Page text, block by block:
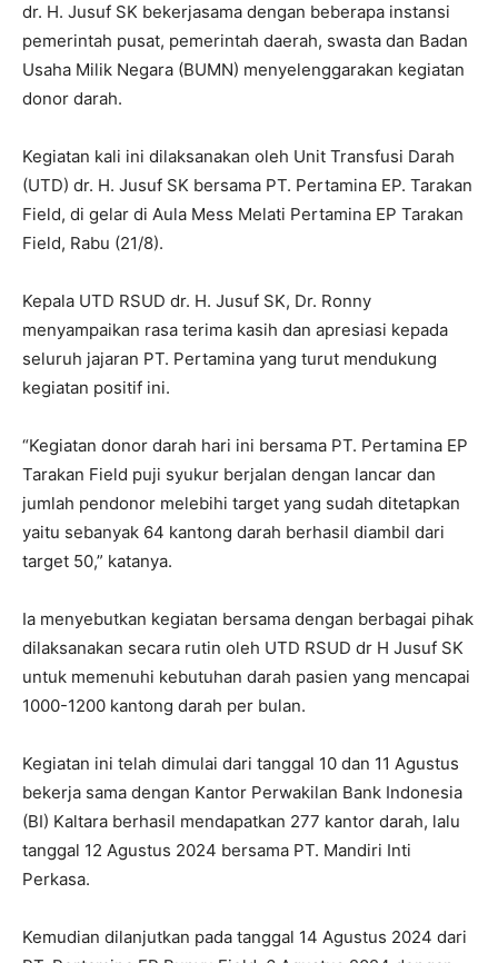
dr. H. Jusuf SK bekerjasama dengan beberapa instansi
pemerintah pusat, pemerintah daerah, swasta dan Badan
Usaha Milik Negara (BUMN) menyelenggarakan kegiatan
donor darah.
Kegiatan kali ini dilaksanakan oleh Unit Transfusi Darah
(UTD) dr. H. Jusuf SK bersama PT. Pertamina EP. Tarakan
Field, di gelar di Aula Mess Melati Pertamina EP Tarakan
Field, Rabu (21/8).
Kepala UTD RSUD dr. H. Jusuf SK, Dr. Ronny
menyampaikan rasa terima kasih dan apresiasi kepada
seluruh jajaran PT. Pertamina yang turut mendukung
kegiatan positif ini.
“Kegiatan donor darah hari ini bersama PT. Pertamina EP
Tarakan Field puji syukur berjalan dengan lancar dan
jumlah pendonor melebihi target yang sudah ditetapkan
yaitu sebanyak 64 kantong darah berhasil diambil dari
target 50,” katanya.
Ia menyebutkan kegiatan bersama dengan berbagai pihak
dilaksanakan secara rutin oleh UTD RSUD dr H Jusuf SK
untuk memenuhi kebutuhan darah pasien yang mencapai
1000-1200 kantong darah per bulan.
Kegiatan ini telah dimulai dari tanggal 10 dan 11 Agustus
bekerja sama dengan Kantor Perwakilan Bank Indonesia
(BI) Kaltara berhasil mendapatkan 277 kantor darah, lalu
tanggal 12 Agustus 2024 bersama PT. Mandiri Inti
Perkasa.
Kemudian dilanjutkan pada tanggal 14 Agustus 2024 dari